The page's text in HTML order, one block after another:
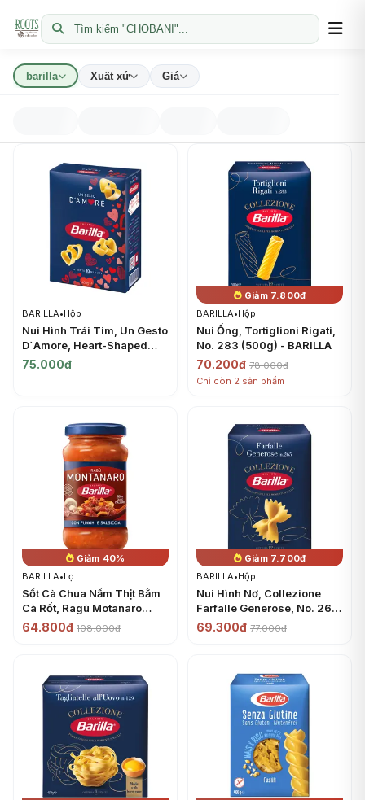
Tìm kiếm "CHOBANI"...
barilla Xuất xứ Giá
BARILLA•Hộp
Nui Hình Trái Tim, Un Gesto
D`Amore, Heart-Shaped
Pasta (400g) - BARILLA
75.000đ
Giảm 7.800đ
BARILLA•Hộp
Nui Ống, Tortiglioni Rigati,
No. 283 (500g) - BARILLA
70.200đ 78.000đ
Chỉ còn 2 sản phẩm
Giảm 40%
BARILLA•Lọ
Sốt Cà Chua Nấm Thịt Bằm
Cà Rốt, Ragù Motanaro
Sauce (300g) - BARILLA
64.800đ 108.000đ
Giảm 7.700đ
BARILLA•Hộp
Nui Hình Nơ, Collezione
Farfalle Generose, No. 265
(500g) - BARILLA
69.300đ 77.000đ